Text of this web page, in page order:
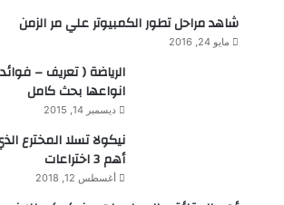
شاهد مراحل تطور الكمبيوتر علي مر الزمن
مايو 24, 2016
الرياضة ( تعريف –
انواعها بحث كامل
ديسمبر 14, 2015
نيكولا تسلا المخترع
أهم 3 اختراعات
أغسطس 12, 2018